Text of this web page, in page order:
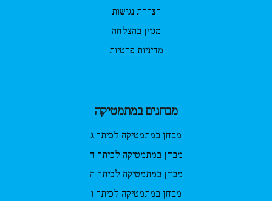
הצהרת נגישות
מגזין בהצלחה
מדיניות פרטיות
מבחנים במתמטיקה
מבחן במתמטיקה לכיתה ג
מבחן במתמטיקה לכיתה ד
מבחן במתמטיקה לכיתה ה
מבחן במתמטיקה לכיתה ו